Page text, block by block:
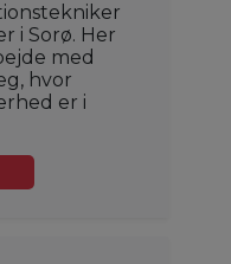
i Sorø. Her
med
hvor
er i